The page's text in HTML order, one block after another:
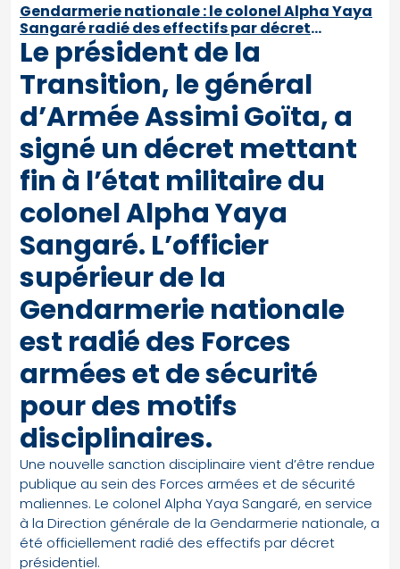
Gendarmerie nationale : le colonel Alpha Yaya
Sangaré radié des effectifs par décret
présidentiel
Le président de la
Transition, le général
d’Armée Assimi Goïta, a
signé un décret mettant
fin à l’état militaire du
colonel Alpha Yaya
Sangaré. L’officier
supérieur de la
Gendarmerie nationale
est radié des Forces
armées et de sécurité
pour des motifs
disciplinaires.
Une nouvelle sanction disciplinaire vient d’être rendue
publique au sein des Forces armées et de sécurité
maliennes. Le colonel Alpha Yaya Sangaré, en service
à la Direction générale de la Gendarmerie nationale, a
été officiellement radié des effectifs par décret
présidentiel.